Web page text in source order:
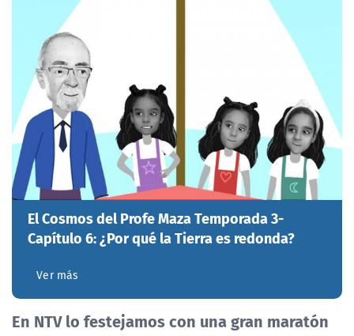
El Cosmos del Profe Maza Temporada 3-
Capítulo 6: ¿Por qué la Tierra es redonda?
Ver más
En NTV lo festejamos con una gran maratón